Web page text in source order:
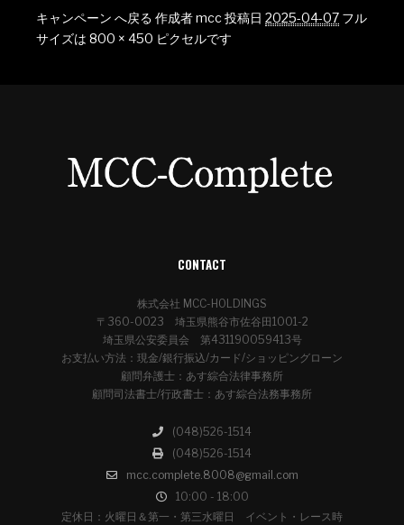
キャンペーン へ戻る 作成者mcc投稿日 2025-04-07 フル
サイズは 800 × 450 ピクセルです
CONTACT
株式会社 MCC-HOLDINGS
〒360-0023 埼玉県熊谷市佐谷田1001-2
埼玉県公安委員会 第431190059413号
お支払い方法：現金/銀行振込/カード/ショッピングローン
顧問弁護士：あす綜合法律事務所
顧問司法書士/行政書士：あす綜合法務事務所
(048)526-1514
(048)526-1514
mcc.complete.8008@gmail.com
10:00 - 18:00
定休日：火曜日＆第一・第三水曜日 イベント・レース時